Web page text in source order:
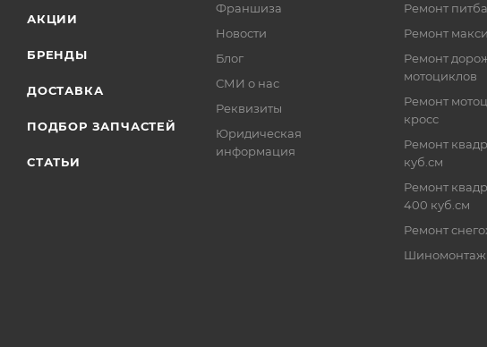
АКЦИИ
БРЕНДЫ
ДОСТАВКА
ПОДБОР ЗАПЧАСТЕЙ
СТАТЬИ
Франшиза
Новости
Блог
СМИ о нас
Реквизиты
Юридическая
информация
Ремонт
Ремонт
Ремонт
мотоциклов
Ремонт
кросс
Ремонт
куб.см
Ремонт
400 куб.см
Ремонт
Шиномонтаж